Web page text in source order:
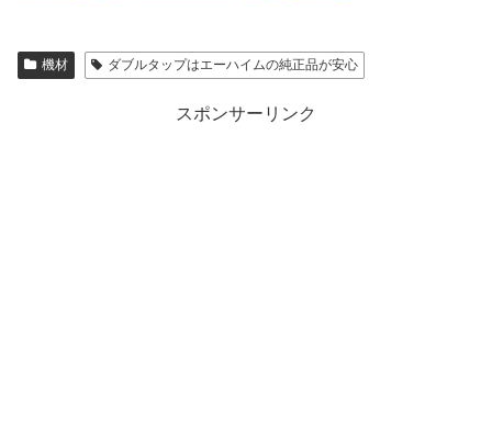
機材 ダブルタップはエーハイムの純正品が安心
スポンサーリンク